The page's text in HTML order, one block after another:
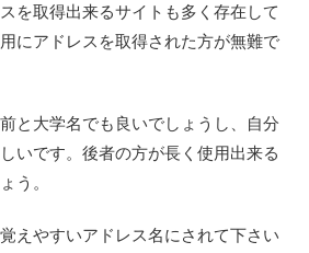
を取得出来るサイトも多く存在して
にアドレスを取得された方が無難で
と大学名でも良いでしょうし、自分
いです。後者の方が長く使用出来る
う。
えやすいアドレス名にされて下さい